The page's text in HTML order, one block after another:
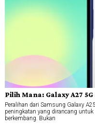
Pilih Mana: Galaxy A27
Peralihan dari Samsung Galaxy
peningkatan yang dirancang
berkembang. Bukan